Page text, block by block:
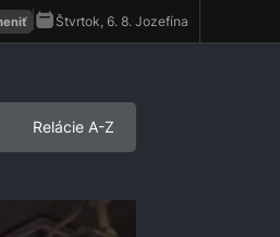
Relácie A-Z